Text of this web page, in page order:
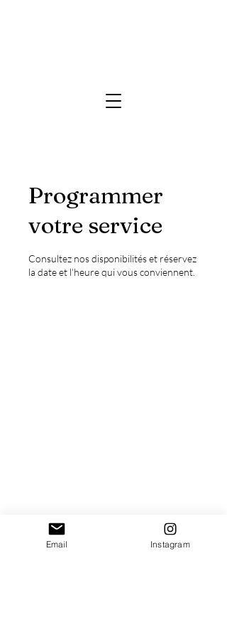
Programmer
votre service
Consultez nos disponibilités et réservez
la date et l'heure qui vous conviennent.
Email Instagram